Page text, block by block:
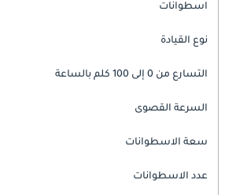
اسطوانات
نوع القيادة
التسارع من 0 إلى 100 كلم بالساعة
السرعة القصوى
سعة الاسطوانات
عدد الاسطوانات